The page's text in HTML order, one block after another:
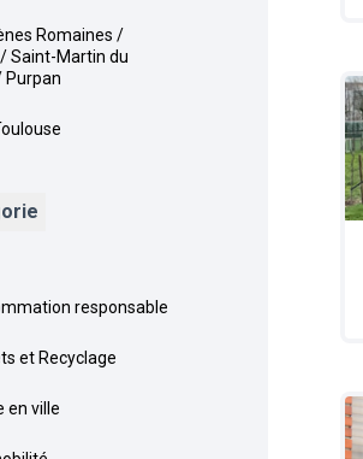
Saint-Martin du
Purpan
responsable
et Recyclage
en ville